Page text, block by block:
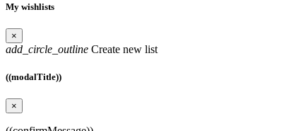
My wishlists
×
add_circle_outline Create new list
((modalTitle))
×